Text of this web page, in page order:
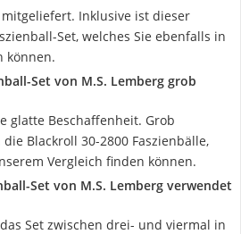
Inklusive ist dieser
Set, welches Sie ebenfalls in
können.
Set von M.S. Lemberg grob
glatte Beschaffenheit. Grob
Blackroll 30-2800 Faszienbälle,
Vergleich finden können.
Set von M.S. Lemberg verwendet
Set zwischen drei- und viermal in